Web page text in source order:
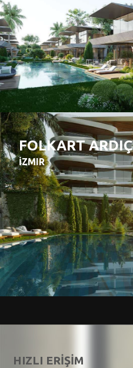
FOLKART ARDIÇ
İZMIR
HIZLI ERİŞİM